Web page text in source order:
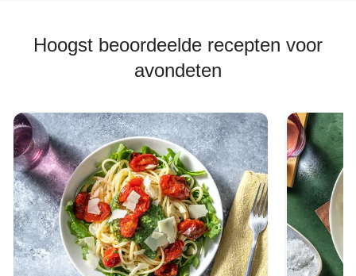
Hoogst beoordeelde recepten voor
avondeten